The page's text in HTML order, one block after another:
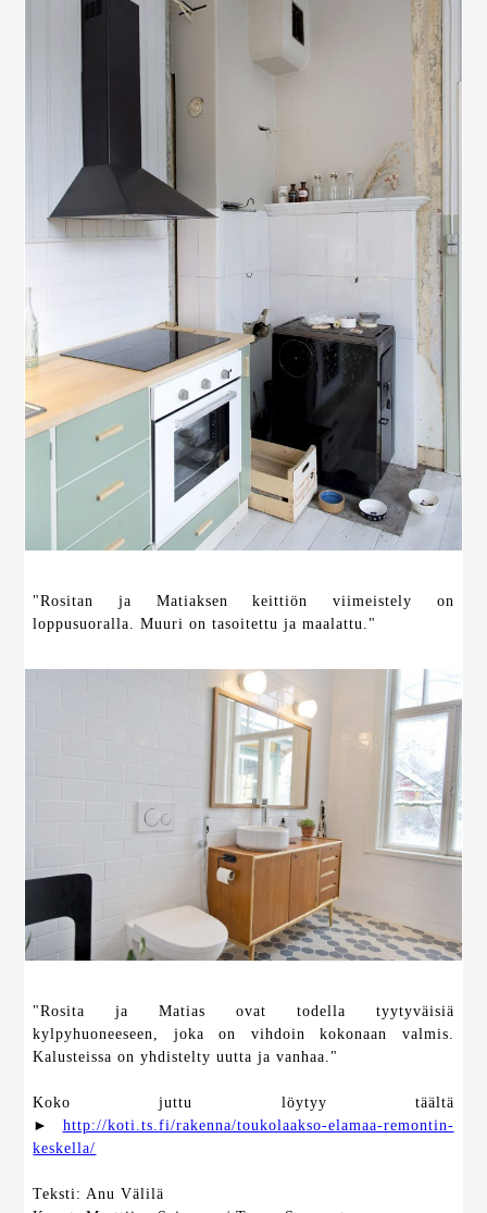
"Rositan ja Matiaksen keittiön viimeistely on
loppusuoralla. Muuri on tasoitettu ja maalattu."
"Rosita ja Matias ovat todella tyytyväisiä
kylpyhuoneeseen, joka on vihdoin kokonaan valmis.
Kalusteissa on yhdistelty uutta ja vanhaa."
Koko juttu löytyy täältä
► http://koti.ts.fi/rakenna/toukolaakso-elamaa-remontin-
keskella/
Teksti: Anu Välilä